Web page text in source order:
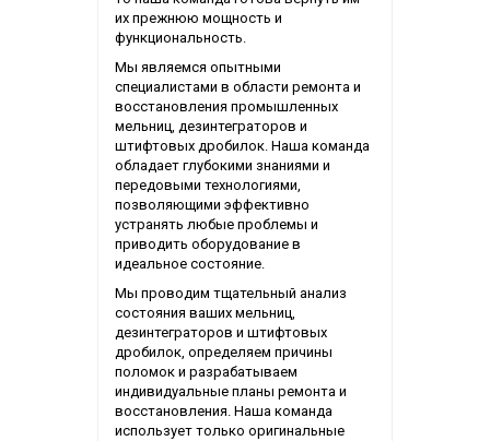
их прежнюю мощность и
функциональность.
Мы являемся опытными
специалистами в области ремонта и
восстановления промышленных
мельниц, дезинтеграторов и
штифтовых дробилок. Наша команда
обладает глубокими знаниями и
передовыми технологиями,
позволяющими эффективно
устранять любые проблемы и
приводить оборудование в
идеальное состояние.
Мы проводим тщательный анализ
состояния ваших мельниц,
дезинтеграторов и штифтовых
дробилок, определяем причины
поломок и разрабатываем
индивидуальные планы ремонта и
восстановления. Наша команда
использует только оригинальные